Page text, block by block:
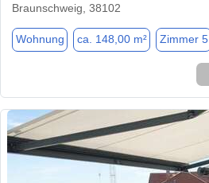
Braunschweig, 38102
Wohnung ca. 148,00 m² Zimmer 5